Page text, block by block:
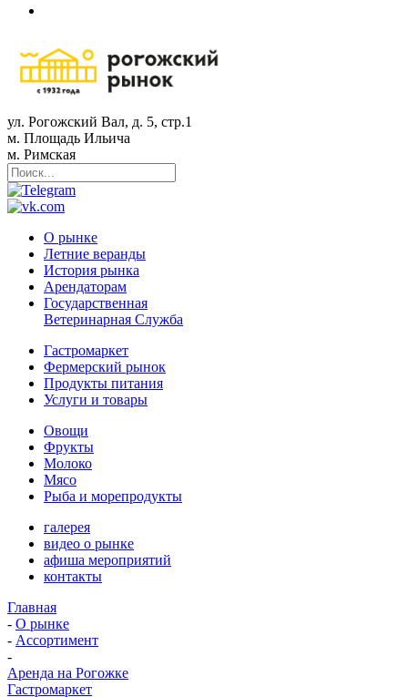
ул. Рогожский Вал, д. 5, стр.1
м. Площадь Ильича
м. Римская
О рынке
Летние веранды
История рынка
Арендаторам
Государственная
Ветеринарная Служба
Гастромаркет
Фермерский рынок
Продукты питания
Услуги и товары
Овощи
Фрукты
Молоко
Мясо
Рыба и морепродукты
галерея
видео о рынке
афиша мероприятий
контакты
Главная
- О рынке
- Ассортимент
-
Аренда на Рогожке
Гастромаркет